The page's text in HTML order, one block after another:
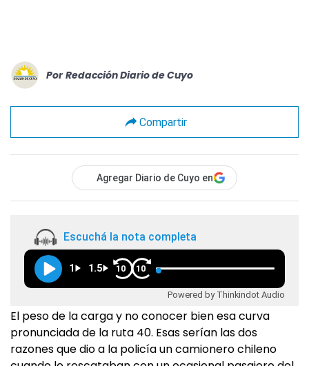
Por Redacción Diario de Cuyo
Compartir
Agregar Diario de Cuyo en
Escuchá la nota completa
1 1.5 10 10
Powered by Thinkindot Audio
El peso de la carga y no conocer bien esa curva
pronunciada de la ruta 40. Esas serían las dos
razones que dio a la policía un camionero chileno